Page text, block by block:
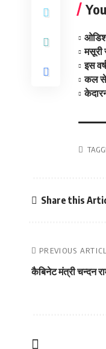
मसूरी
इस
कल से
Share this
PREVIOUS
कैबिनेट मंत्री चन्दन